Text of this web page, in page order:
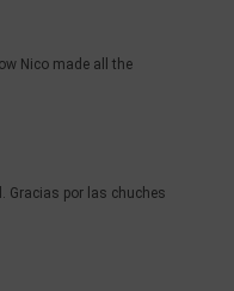
Nico made all the
Gracias por las chuches